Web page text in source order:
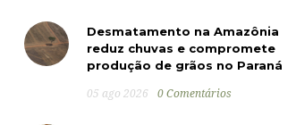
Desmatamento na Amazônia
reduz chuvas e compromete
produção de grãos no Paraná
05 ago 2026 0 Comentários